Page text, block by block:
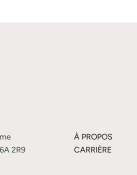
2R9
À PROPOS
CARRIÈRE